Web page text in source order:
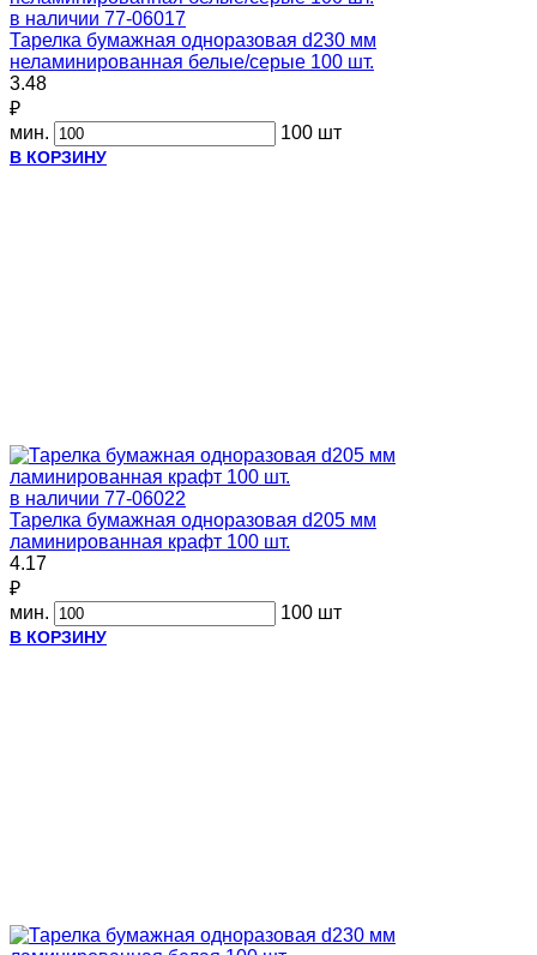
в наличии 77-06017
Тарелка бумажная одноразовая d230 мм
неламинированная белые/серые 100 шт.
3.48
₽
мин.
100 шт
В КОРЗИНУ
в наличии 77-06022
Тарелка бумажная одноразовая d205 мм
ламинированная крафт 100 шт.
4.17
₽
мин.
100 шт
В КОРЗИНУ